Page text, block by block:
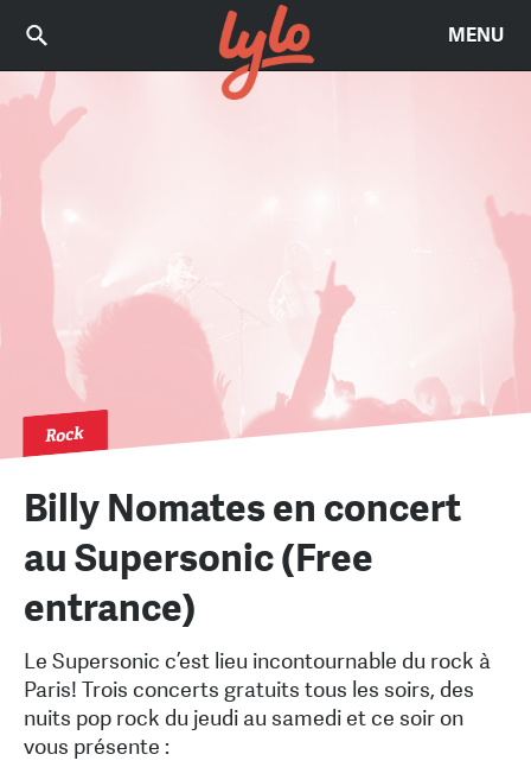
MENU
Rock
Billy Nomates en concert
au Supersonic (Free
entrance)
Le Supersonic c’est lieu incontournable du rock à
Paris! Trois concerts gratuits tous les soirs, des
nuits pop rock du jeudi au samedi et ce soir on
vous présente :